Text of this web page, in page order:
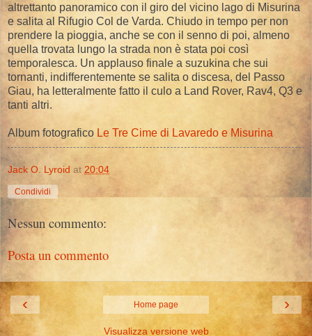
altrettanto panoramico con il giro del vicino lago di Misurina
e salita al Rifugio Col de Varda. Chiudo in tempo per non
prendere la pioggia, anche se con il senno di poi, almeno
quella trovata lungo la strada non è stata poi così
temporalesca. Un applauso finale a suzukina che sui
tornanti, indifferentemente se salita o discesa, del Passo
Giau, ha letteralmente fatto il culo a Land Rover, Rav4, Q3 e
tanti altri.
Album fotografico Le Tre Cime di Lavaredo e Misurina
Jack O. Lyroid at 20:04
Condividi
Nessun commento:
Posta un commento
‹ ›
Home page
Visualizza versione web